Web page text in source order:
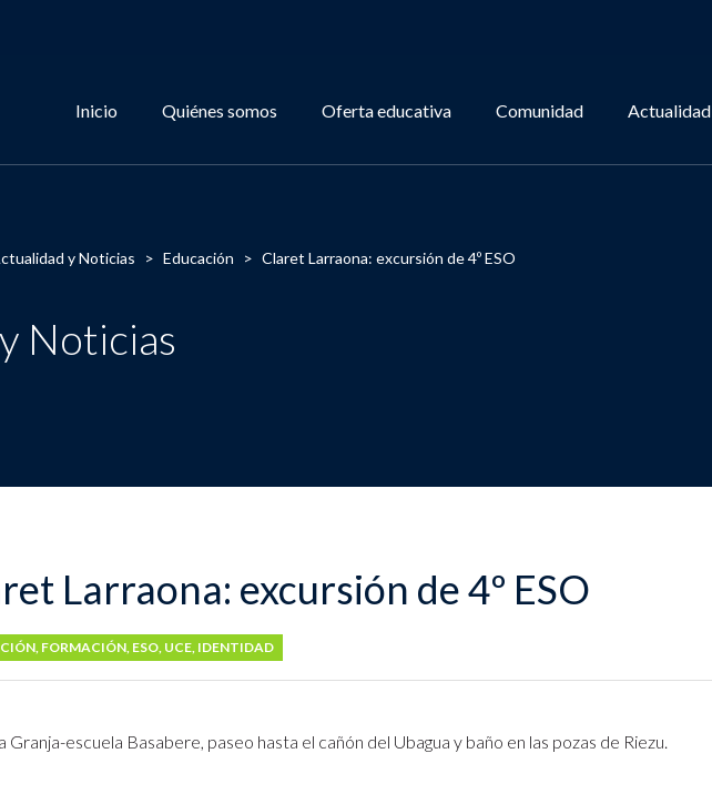
Inicio Quiénes somos Oferta educativa Comunidad Actualidad
y Noticias > Educación > Claret Larraona: excursión de 4º ESO
Noticias
Larraona: excursión de 4º ESO
, FORMACIÓN, ESO, UCE, IDENTIDAD
Granja-escuela Basabere, paseo hasta el cañón del Ubagua y baño en las pozas de Riezu.